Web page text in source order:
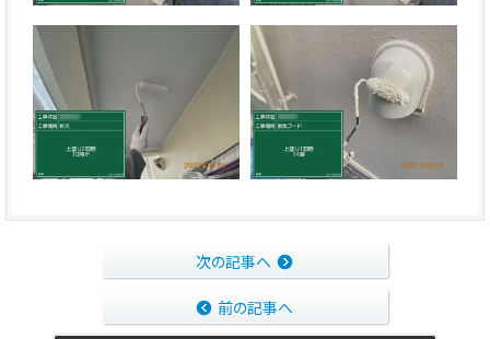
次の記事へ
前の記事へ